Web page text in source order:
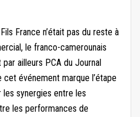
France n’était pas du reste à
le franco-camerounais
par ailleurs PCA du Journal
cet événement marque l’étape
synergies entre les
les performances de